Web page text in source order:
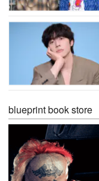
blueprint book store